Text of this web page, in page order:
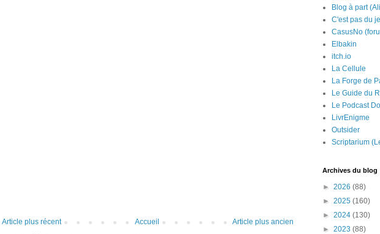
Article plus récent Article plus ancien
Accueil
Blog à part
C'est pas du
CasusNo
Elbakin
itch.io
La Cellule
La Forge de
Le Guide du
Le Podcast
LivrEnigme
Outsider
Scriptarium
Archives du blog
► 2026 (88)
► 2025 (160)
► 2024 (130)
► 2023 (88)